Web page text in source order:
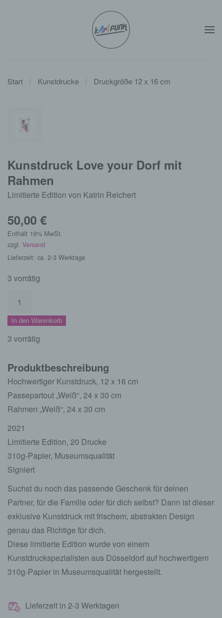
Zum Hauptinhalt springen
Start Kunstdrucke Druckgröße 12 x 16 cm
Kunstdruck Love your Dorf mit
Rahmen
Limitierte Edition von Katrin Reichert
50,00 €
Enthält 19% MwSt.
zzgl. Versand
Lieferzeit: ca. 2-3 Werktage
3 vorrätig
your
Dorf
Rahmen
Menge
In den Warenkorb
3 vorrätig
Produktbeschreibung
Hochwertiger Kunstdruck, 12 x 16 cm
Passepartout „Weiß“, 24 x 30 cm
Rahmen „Weiß“, 24 x 30 cm
2021
Limitierte Edition, 20 Drucke
310g-Papier, Museumsqualität
Signiert
Suchst du noch das passende Geschenk für deinen
Partner, für die Familie oder für dich selbst? Dann ist dieser
exklusive Kunstdruck mit frischem, abstrakten Design
genau das Richtige für dich.
Diese limitierte Edition wurde von einem
Kunstdruckspezialisten aus Düsseldorf auf hochwertigem
310g-Papier in Museumsqualität hergestellt.
Lieferzeit in 2-3 Werktagen